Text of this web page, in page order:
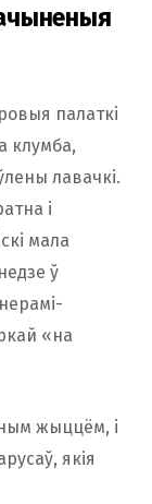
палаткі
клумба,
лавачкі.
і
мала
ў
«на
жыццём, і
якія